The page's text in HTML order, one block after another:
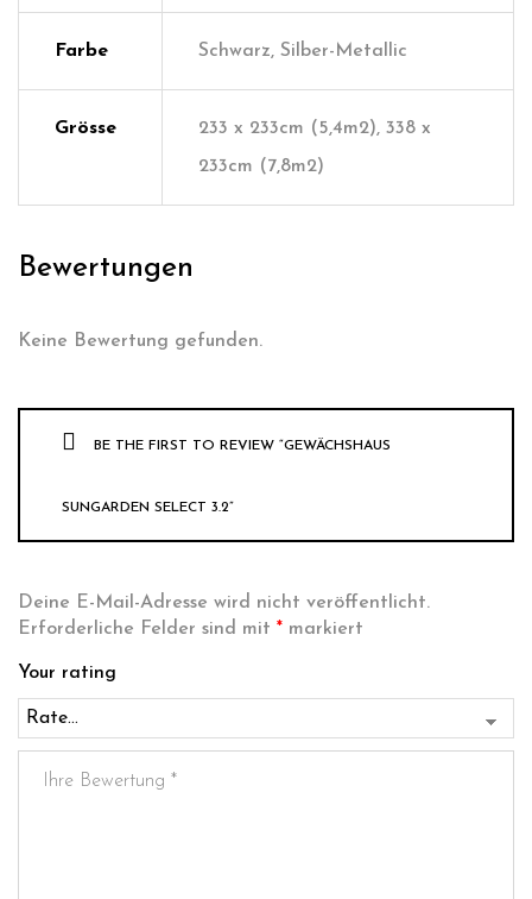
Farbe Schwarz, Silber-Metallic
Grösse
233 x 233cm (5,4m2), 338 x
233cm (7,8m2)
Bewertungen
Keine Bewertung gefunden.
BE THE FIRST TO REVIEW “GEWÄCHSHAUS
SUNGARDEN SELECT 3.2”
Deine E-Mail-Adresse wird nicht veröffentlicht.
Erforderliche Felder sind mit * markiert
Your rating